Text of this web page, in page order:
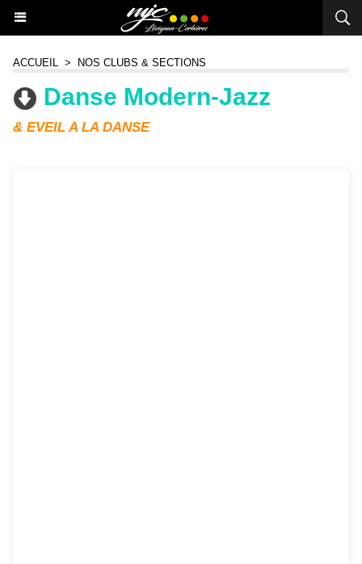
ACCUEIL > NOS CLUBS & SECTIONS
Danse Modern-Jazz
& EVEIL A LA DANSE